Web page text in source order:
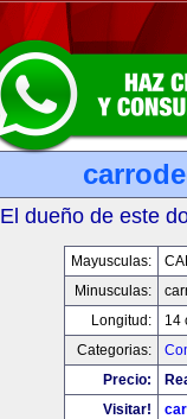
El dueño de este
Mayusculas:
Minusculas:
Longitud:
14
Categorias:
Precio:
Visitar!